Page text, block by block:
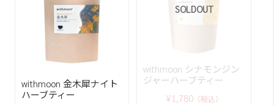
withmoon 金木犀ナイト
ハーブティー
SOLDOUT
withmoon シナモンジン
ジャーハーブティー
¥1,780（税込）